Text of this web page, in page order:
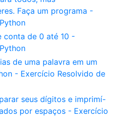
Faça um programa -
conta de 0 até 10 -
de uma palavra em um
- Exercício Resolvido de
seus dígitos e imprimí-
por espaços - Exercício